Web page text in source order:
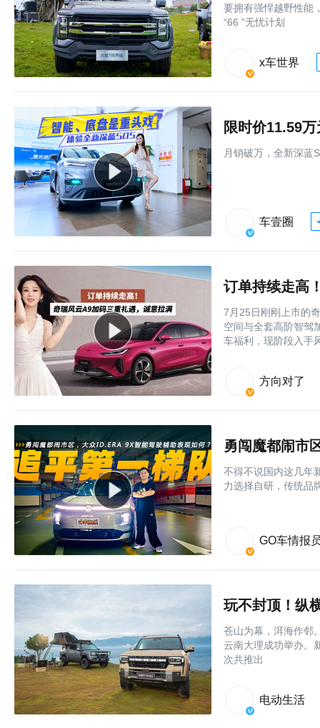
要拥有强悍越野性能
“66 ”无忧计划
x车世界
限时价11.59
月销破万，全新深蓝
车壹圈
订单持续走高
7月25日刚刚上市的
空间与全套高阶智驾
车福利，现阶段入手
方向对了
勇闯魔都闹市
不得不说国内这几年
力选择自研，传统品
GO车情报
玩不封顶！纵
苍山为幕，洱海作邻
云南大理成功举办。
次共推出
电动生活